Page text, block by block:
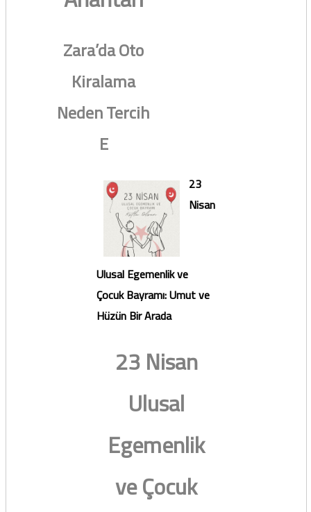
Zara’da Oto
Kiralama
Neden Tercih
E
23
Nisan
Ulusal Egemenlik ve
Çocuk Bayramı: Umut ve
Hüzün Bir Arada
23 Nisan
Ulusal
Egemenlik
ve Çocuk